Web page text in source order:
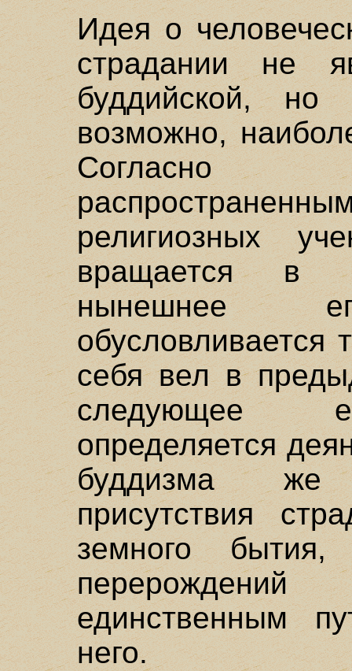
Идея о
страдании не
буддийской, но
возможно,
Согласно
религиозных
вращается в
нынешнее
обусловливается
себя вел в
следующее
определяется
буддизма же
присутствия
земного
единственным
него.